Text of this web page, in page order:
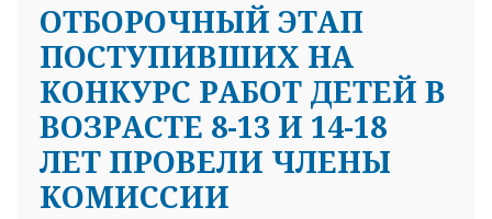
ОТБОРОЧНЫЙ ЭТАП
ПОСТУПИВШИХ НА
КОНКУРС РАБОТ ДЕТЕЙ В
ВОЗРАСТЕ 8-13 И 14-18
ЛЕТ ПРОВЕЛИ ЧЛЕНЫ
КОМИССИИ